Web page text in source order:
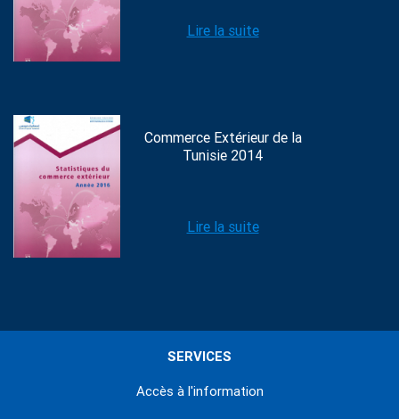
Lire la suite
Commerce Extérieur de la
Tunisie 2014
Lire la suite
SERVICES
Accès à l'information